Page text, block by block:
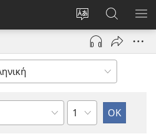
Αλλαγή
γλώσσας
ιστότοπου
Σύνδεση
(ανοίγει
παράθυρο)
στο
JW.ORG
Κεφάλαιο